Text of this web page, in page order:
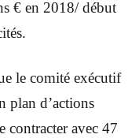
€ en 2018/ début
le comité exécutif
plan d’actions
contracter avec 47